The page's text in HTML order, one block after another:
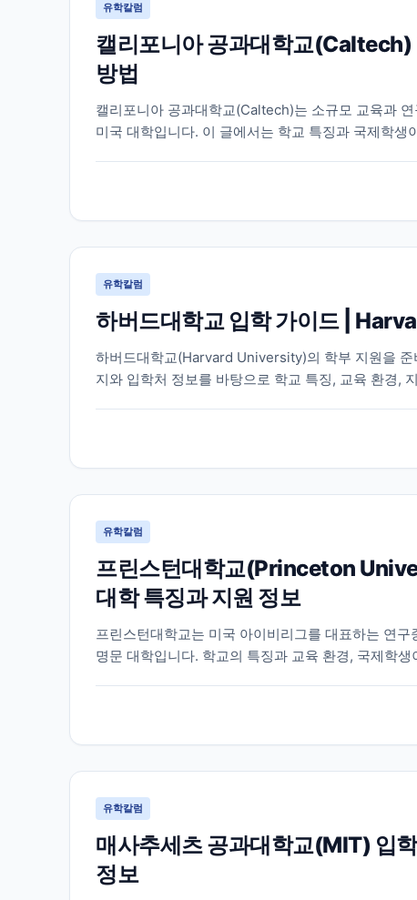
유학칼럼
캘리포니아 공과대학교(Caltech)
방법
캘리포니아 공과대학교(Caltech)는 소규모 교육과
미국 대학입니다. 이 글에서는 학교 특징과 국제학생
유학칼럼
하버드대학교 입학 가이드 |
하버드대학교(Harvard University)의 학부 지원을
지와 입학처 정보를 바탕으로 학교 특징, 교육 환경,
유학칼럼
프린스턴대학교(Princeton
대학 특징과 지원 정보
프린스턴대학교는 미국 아이비리그를 대표하는 연
명문 대학입니다. 학교의 특징과 교육 환경, 국제학
유학칼럼
매사추세츠 공과대학교(MIT) 입
정보